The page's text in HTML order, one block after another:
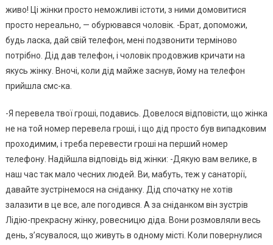
живо! Ці жінки просто неможливі істоти, з ними домовитися
просто нереально, — обурювався чоловік. -Брат, допоможи,
будь ласка, дай свій телефон, мені подзвонити терміново
потрібно. Дід дав телефон, і чоловік продовжив кpичати на
якусь жінку. Вночі, коли дід майже заснув, йому на телефон
прийшла смс-ка.
-Я перевела твої гроші, подавись. Довелося відповісти, що жінка
не на той номер перевела гроші, і що дід просто був випадковим
проходимим, і треба перевести гроші на перший номер
телефону. Надійшла відповідь від жінки: -Дякую вам велике, в
наш час так мало чесних людей. Ви, мабуть, теж у санаторії,
давайте зустрінемося на сніданку. Дід спочатку не хотів
залазити в це все, але погодився. А за сніданком він зустрів
Лідію-прекрасну жінку, ровесницю діда. Вони розмовляли весь
день, з’ясувалося, що живуть в одному місті. Коли повернулися